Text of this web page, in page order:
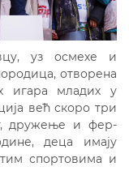
уз осмехе и
отворена
игара младих у
већ скоро три
дружење и фер-
деца имају
спортовима и